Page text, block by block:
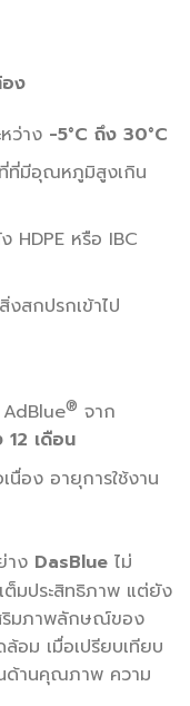
ง
ว่าง -5°C ถึง 30°C
ที่มีอุณหภูมิสูงเกิน
HDPE หรือ IBC
สกปรกเข้าไป
AdBlue® จาก
12 เดือน
อง อายุการใช้งาน
าง DasBlue ไม่
ต็มประสิทธิภาพ แต่ยัง
สริมภาพลักษณ์ของ
อม เมื่อเปรียบเทียบ
ด้านคุณภาพ ความ